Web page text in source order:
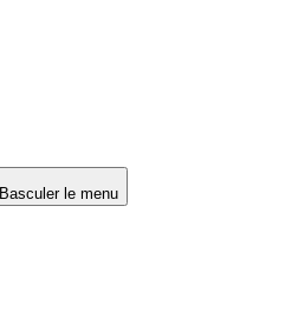
Basculer le menu